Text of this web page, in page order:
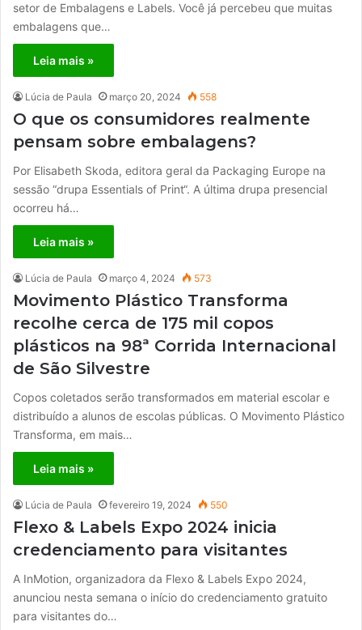
setor de Embalagens e Labels. Você já percebeu que muitas
embalagens que…
Leia mais »
Lúcia de Paula março 20, 2024 558
O que os consumidores realmente
pensam sobre embalagens?
Por Elisabeth Skoda, editora geral da Packaging Europe na
sessão “drupa Essentials of Print“. A última drupa presencial
ocorreu há…
Leia mais »
Lúcia de Paula março 4, 2024 573
Movimento Plástico Transforma
recolhe cerca de 175 mil copos
plásticos na 98ª Corrida Internacional
de São Silvestre
Copos coletados serão transformados em material escolar e
distribuído a alunos de escolas públicas. O Movimento Plástico
Transforma, em mais…
Leia mais »
Lúcia de Paula fevereiro 19, 2024 550
Flexo & Labels Expo 2024 inicia
credenciamento para visitantes
A InMotion, organizadora da Flexo & Labels Expo 2024,
anunciou nesta semana o início do credenciamento gratuito
para visitantes do…